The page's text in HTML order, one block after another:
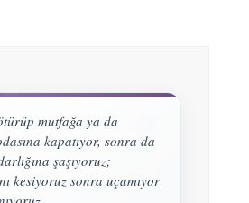
mutfağa ya da
kapatıyor, sonra da
şaşıyoruz;
kesiyoruz sonra uçamıyor